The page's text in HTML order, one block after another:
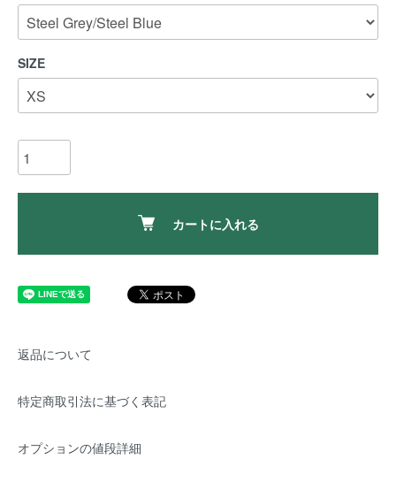
SIZE
カートに入れる
返品について
特定商取引法に基づく表記
オプションの値段詳細